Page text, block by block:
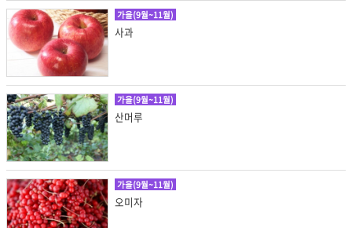
가을(9월~11월)
사과
가을(9월~11월)
산머루
가을(9월~11월)
오미자